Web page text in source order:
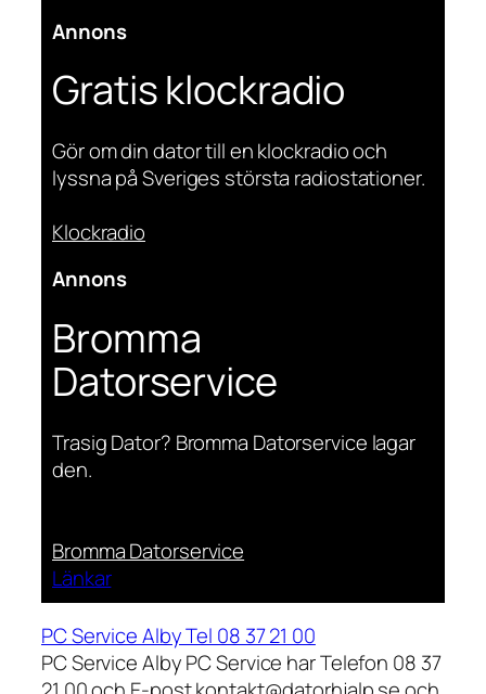
Annons
Gratis klockradio
Gör om din dator till en klockradio och
lyssna på Sveriges största radiostationer.
Klockradio
Annons
Bromma
Datorservice
Trasig Dator? Bromma Datorservice lagar
den.
Bromma Datorservice
Länkar
PC Service Alby Tel 08 37 21 00
PC Service Alby PC Service har Telefon 08 37